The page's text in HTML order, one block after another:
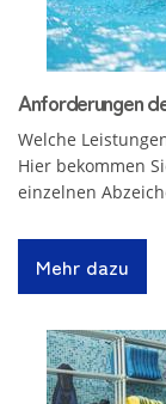
Anforderungen
Welche
Hier bekommen
einzelnen
Mehr dazu